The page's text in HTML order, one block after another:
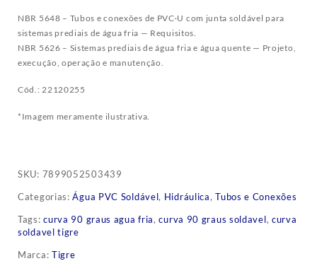
NBR 5648 – Tubos e conexões de PVC-U com junta soldável para
sistemas prediais de água fria — Requisitos.
NBR 5626 – Sistemas prediais de água fria e água quente — Projeto,
execução, operação e manutenção.
Cód.: 22120255
*Imagem meramente ilustrativa.
SKU: 7899052503439
Categorias:Água PVC Soldável, Hidráulica,Tubos e Conexões
Tags:curva 90 graus agua fria,curva 90 graus soldavel, curva
soldavel tigre
Marca: Tigre